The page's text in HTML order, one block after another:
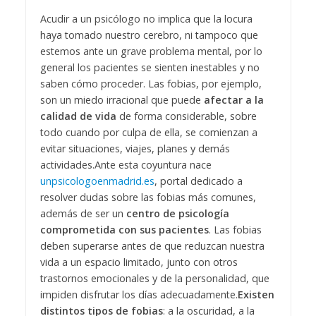
Acudir a un psicólogo no implica que la locura
haya tomado nuestro cerebro, ni tampoco que
estemos ante un grave problema mental, por lo
general los pacientes se sienten inestables y no
saben cómo proceder. Las fobias, por ejemplo,
son un miedo irracional que puede afectar a la
calidad de vida de forma considerable, sobre
todo cuando por culpa de ella, se comienzan a
evitar situaciones, viajes, planes y demás
actividades.Ante esta coyuntura nace
unpsicologoenmadrid.es, portal dedicado a
resolver dudas sobre las fobias más comunes,
además de ser un centro de psicología
comprometida con sus pacientes. Las fobias
deben superarse antes de que reduzcan nuestra
vida a un espacio limitado, junto con otros
trastornos emocionales y de la personalidad, que
impiden disfrutar los días adecuadamente.Existen
distintos tipos de fobias: a la oscuridad, a la